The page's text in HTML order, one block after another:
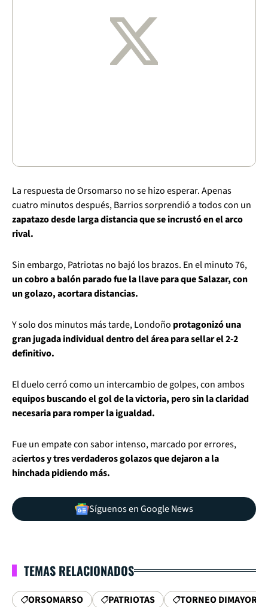
La respuesta de Orsomarso no se hizo esperar. Apenas
cuatro minutos después, Barrios sorprendió a todos con un
zapatazo desde larga distancia que se incrustó en el arco
rival.
Sin embargo, Patriotas no bajó los brazos. En el minuto 76,
un cobro a balón parado fue la llave para que Salazar, con
un golazo, acortara distancias.
Y solo dos minutos más tarde, Londoño protagonizó una
gran jugada individual dentro del área para sellar el 2-2
definitivo.
El duelo cerró como un intercambio de golpes, con ambos
equipos buscando el gol de la victoria, pero sin la claridad
necesaria para romper la igualdad.
Fue un empate con sabor intenso, marcado por errores,
aciertos y tres verdaderos golazos que dejaron a la
hinchada pidiendo más.
Síguenos en Google News
TEMAS RELACIONADOS
ORSOMARSO PATRIOTAS TORNEO DIMAYOR